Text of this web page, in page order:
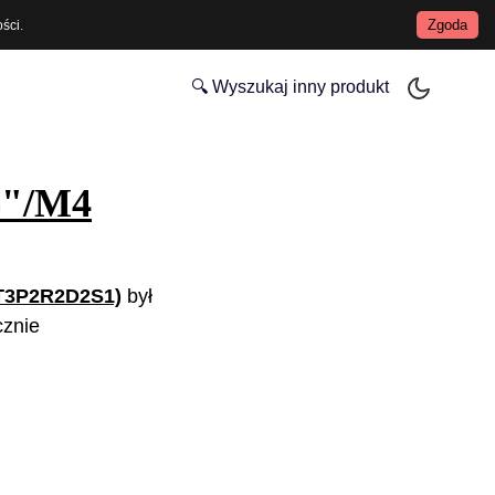
Zgoda
🔍 Wyszukaj inny produkt
M4
był